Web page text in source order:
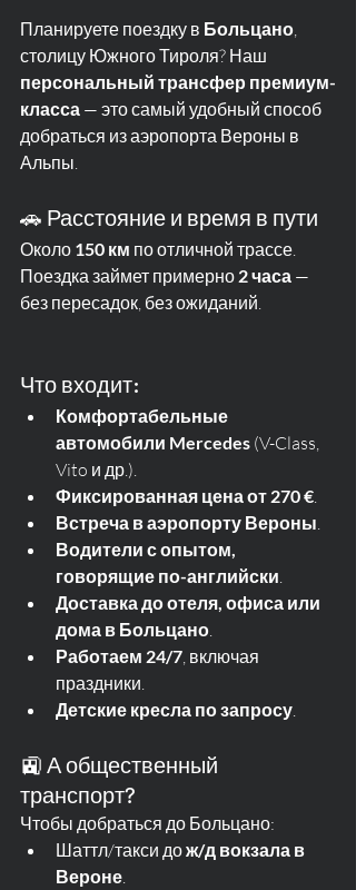
Планируете поездку в Больцано
столицу Южного Тироля? Наш
персональный трансфер премиум-
класса — это самый удобный способ
добраться из аэропорта Вероны в
Альпы.
🚗 Расстояние и время в пути
Около 150 км по отличной трассе.
Поездка займет примерно 2 часа —
без пересадок, без ожиданий.
Что входит:
Комфортабельные
автомобили Mercedes (V-Class,
Vito и др.).
Фиксированная цена от 270 €
Встреча в аэропорту Вероны
Водители с опытом,
говорящие по-английски
Доставка до отеля, офиса или
дома в Больцано
Работаем 24/7 , включая
праздники.
Детские кресла по запросу
🚉 А общественный
транспорт?
Чтобы добраться до Больцано:
Шаттл/такси до ж/д вокзала в
Вероне